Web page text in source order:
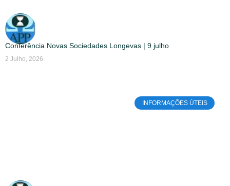
Conferência Novas Sociedades Longevas | 9 julho
2 Julho, 2026
INFORMAÇÕES ÚTEIS